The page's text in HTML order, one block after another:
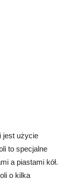
jest użycie
to specjalne
a piastami kół.
o kilka